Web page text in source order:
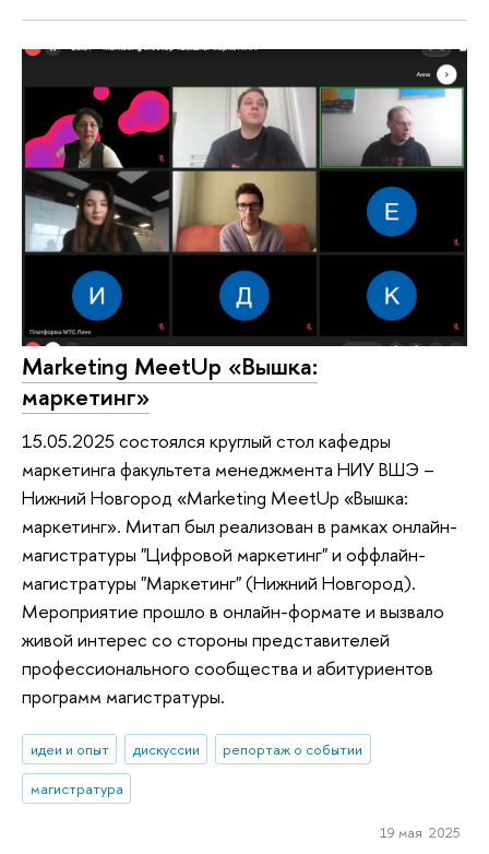
Marketing MeetUp «Вышка:
маркетинг»
15.05.2025 состоялся круглый стол кафедры
маркетинга факультета менеджмента НИУ ВШЭ –
Нижний Новгород «Marketing MeetUp «Вышка:
маркетинг». Митап был реализован в рамках онлайн-
магистратуры "Цифровой маркетинг" и оффлайн-
магистратуры "Маркетинг" (Нижний Новгород).
Мероприятие прошло в онлайн-формате и вызвало
живой интерес со стороны представителей
профессионального сообщества и абитуриентов
программ магистратуры.
идеи и опыт дискуссии
репортаж о событии
магистратура
19 мая 2025